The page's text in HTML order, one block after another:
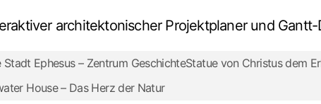
architektonischer Projektplaner und
Freiheitsstatue -Geschenk-Ikone
Stadt Ephesus – Zentrum GeschichteStatue von Christus dem
House – Das Herz der Natur